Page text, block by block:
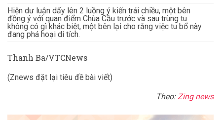
Hiện dư luận dấy lên 2 luồng ý kiến trái chiều, một bên
đồng ý với quan điểm Chùa Cầu trước và sau trùng tu
không có gì khác biệt, một bên lại cho rằng việc tu bổ này
đang phá hoại di tích.
Thanh Ba/VTCNews
(Znews đặt lại tiêu đề bài viết)
Theo:Zing news